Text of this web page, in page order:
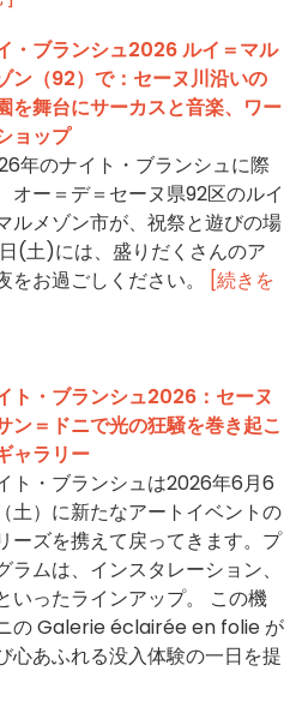
・ブランシュ2026 ルイ＝マル
ン（92）で：セーヌ川沿いの
を舞台にサーカスと音楽、ワー
ョップ
年のナイト・ブランシュに際
オー＝デ＝セーヌ県92区のルイ
ルメゾン市が、祝祭と遊びの場
(土)には、盛りだくさんのア
をお過ごしください。
[続きを
ト・ブランシュ2026：セーヌ
ン＝ドニで光の狂騒を巻き起こ
ャラリー
ト・ブランシュは2026年6月6
土）に新たなアートイベントの
ーズを携えて戻ってきます。プ
ラムは、インスタレーション、
いったラインアップ。 この機
の Galerie éclairée en folie が
心あふれる没入体験の一日を提